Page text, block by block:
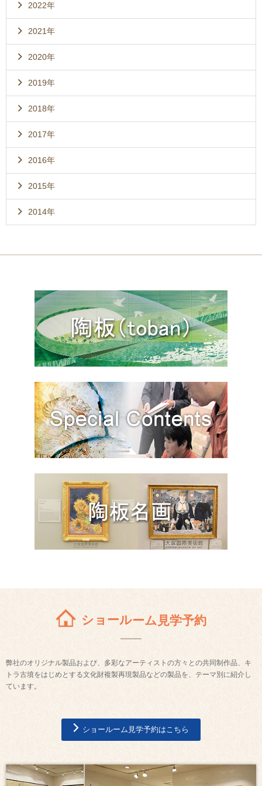
2022年
2021年
2020年
2019年
2018年
2017年
2016年
2015年
2014年
ショールーム見学予約
弊社のオリジナル製品および、多彩なアーティストの方々との共同制作品、キ
トラ古墳をはじめとする文化財複製再現製品などの製品を、テーマ別に紹介し
ています。
ショールーム見学予約はこちら